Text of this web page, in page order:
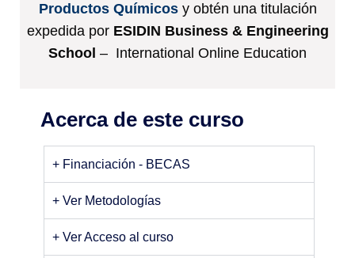
Productos Químicosy obtén una titulación
expedida por ESIDIN Business & Engineering
School – International Online Education
Acerca de este curso
+ Financiación - BECAS
+ Ver Metodologías
+ Ver Acceso al curso